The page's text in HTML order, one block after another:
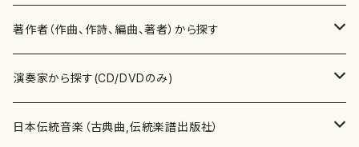
書籍
書籍
テキストブック
CD・DVD
チケット
邦楽器
箏・琴（ソロ）
箏・琴（合奏）
合唱
混声合唱
歌・声
著作者（作曲、作詩、編曲、著者）から探す
あ行
青木省三(アオキ ショウゾウ)
か行
演奏家から探す(CD/DVDのみ)
邦楽（箏、三味線、尺八等）演奏家
日本伝統音楽（古典曲,伝統楽譜出版社）